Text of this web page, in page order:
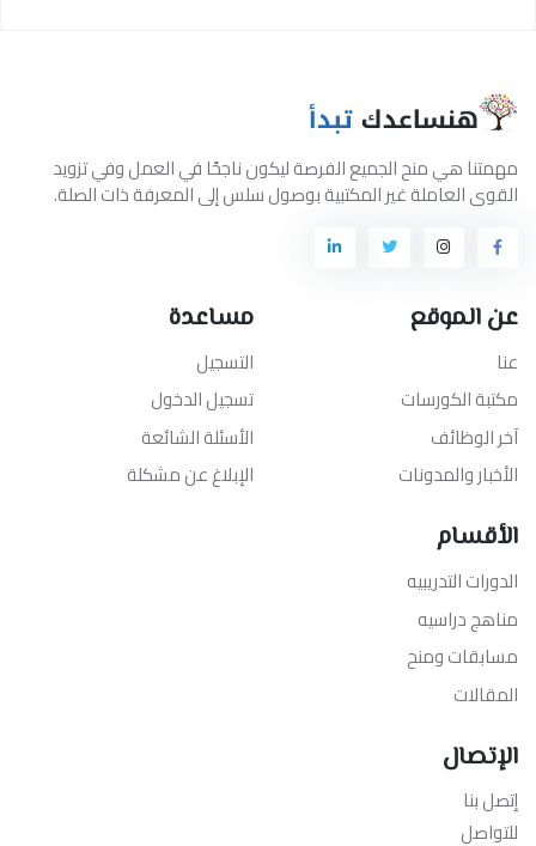
مهمتنا هي منح الجميع الفرصة ليكون ناجحًا في العمل وفي تزويد
القوى العاملة غير المكتبية بوصول سلس إلى المعرفة ذات الصلة.
عن الموقع
عنا
مكتبة الكورسات
آخر الوظائف
الأخبار والمدونات
مساعدة
التسجيل
تسجيل الدخول
الأسئلة الشائعة
الإبلاغ عن مشكلة
الأقسام
الدورات التدريبيه
مناهج دراسيه
مسابقات ومنح
المقالات
الإتصال
إتصل بنا
للتواصل